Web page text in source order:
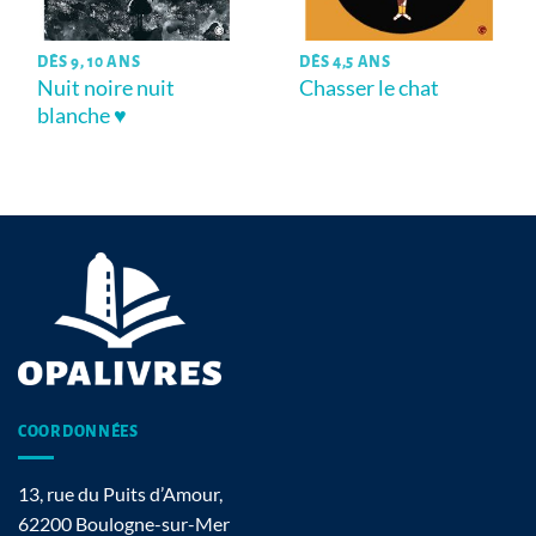
DÈS 9, 10 ANS
Nuit noire nuit
blanche ♥
DÈS 4,5 ANS
Chasser le chat
COORDONNÉES
13, rue du Puits d’Amour,
62200 Boulogne-sur-Mer